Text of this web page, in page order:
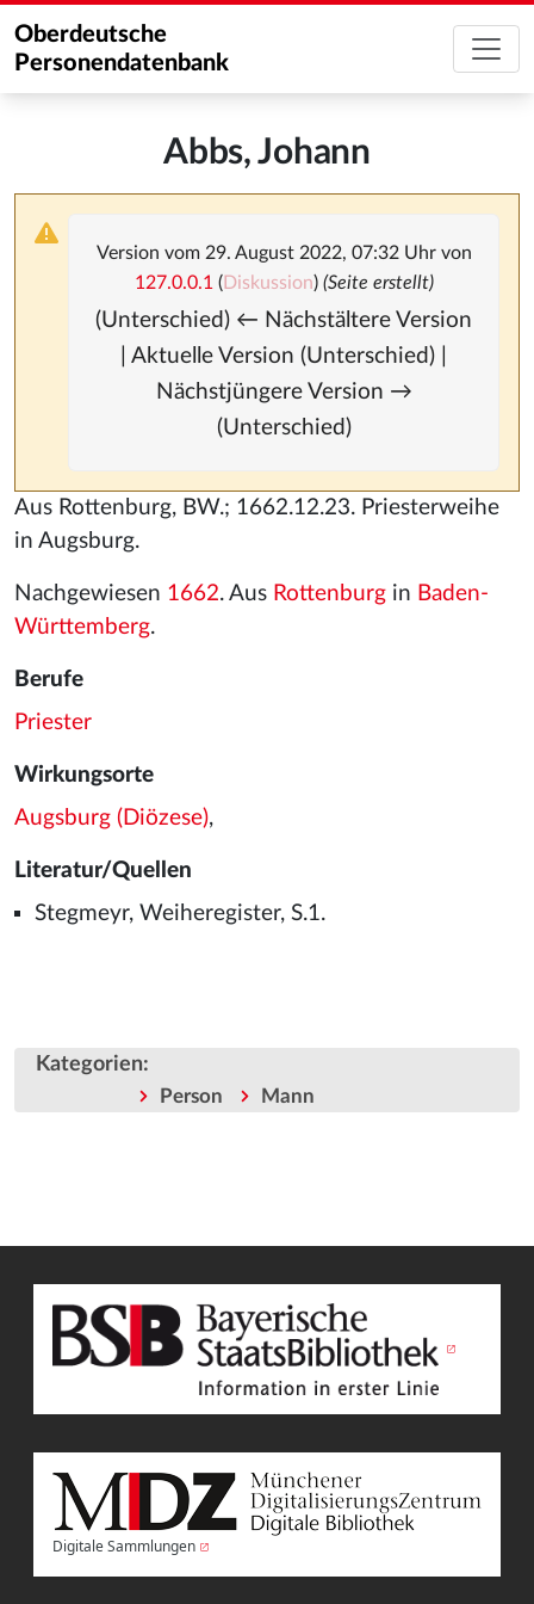
Oberdeutsche
Personendatenbank
Abbs, Johann
Version vom 29. August 2022, 07:32 Uhr von
127.0.0.1 (Diskussion) (Seite erstellt)
(Unterschied) ← Nächstältere Version
| Aktuelle Version (Unterschied) |
Nächstjüngere Version →
(Unterschied)
Aus Rottenburg, BW.; 1662.12.23. Priesterweihe
in Augsburg.
Nachgewiesen 1662. Aus Rottenburg in Baden-
Württemberg.
Berufe
Priester
Wirkungsorte
Augsburg (Diözese),
Literatur/Quellen
Stegmeyr, Weiheregister, S.1.
Kategorien:
Person Mann
Digitale Sammlungen